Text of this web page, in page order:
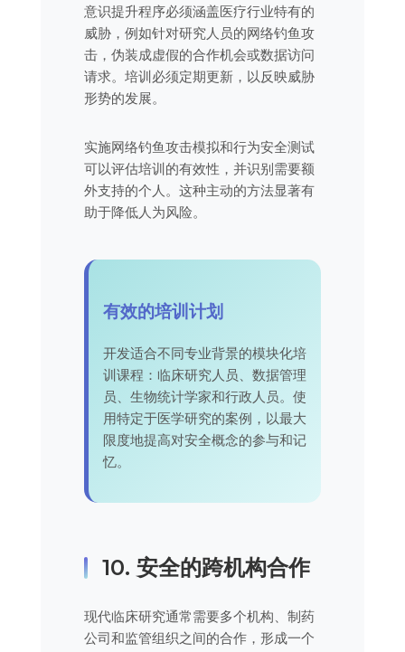
意识提升程序必须涵盖医疗行业特有的
威胁，例如针对研究人员的网络钓鱼攻
击，伪装成虚假的合作机会或数据访问
请求。培训必须定期更新，以反映威胁
形势的发展。
实施网络钓鱼攻击模拟和行为安全测试
可以评估培训的有效性，并识别需要额
外支持的个人。这种主动的方法显著有
助于降低人为风险。
有效的培训计划
开发适合不同专业背景的模块化培
训课程：临床研究人员、数据管理
员、生物统计学家和行政人员。使
用特定于医学研究的案例，以最大
限度地提高对安全概念的参与和记
忆。
10. 安全的跨机构合作
现代临床研究通常需要多个机构、制药
公司和监管组织之间的合作，形成一个